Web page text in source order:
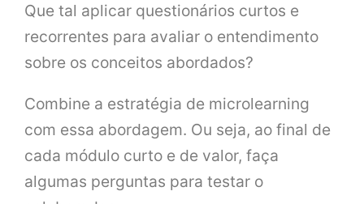
Que tal aplicar questionários curtos e
recorrentes para avaliar o entendimento
sobre os conceitos abordados?
Combine a estratégia de microlearning
com essa abordagem. Ou seja, ao final de
cada módulo curto e de valor, faça
algumas perguntas para testar o